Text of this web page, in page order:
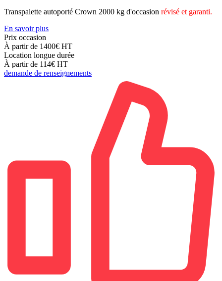
Transpalette autoporté Crown 2000 kg d'occasion révisé et garanti.
En savoir plus
Prix occasion
À partir de 1400€ HT
Location longue durée
À partir de 114€ HT
demande de renseignements